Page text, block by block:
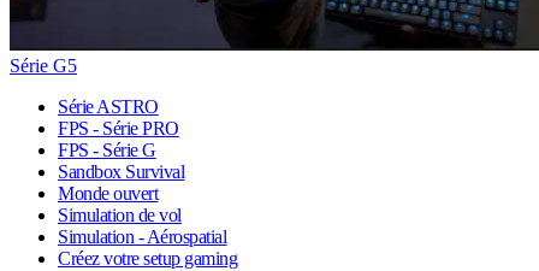
Série G5
Série ASTRO
FPS - Série PRO
FPS - Série G
Sandbox Survival
Monde ouvert
Simulation de vol
Simulation - Aérospatial
Créez votre setup gaming